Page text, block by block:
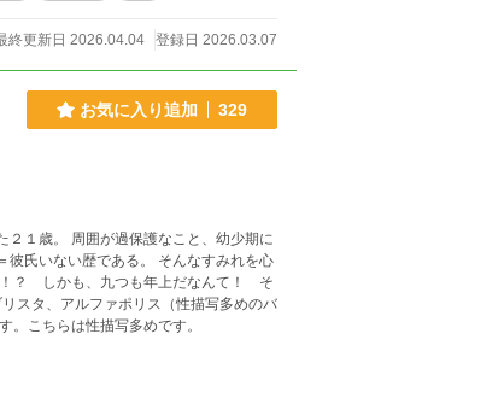
終更新日 2026.04.04 登録日 2026.03.07
お気に入り追加 329
１歳。 周囲が過保護なこと、幼少期に
彼氏いない歴である。 そんなすみれを心
！？ しかも、九つも年上だなんて！ そ
タ、アルファポリス（性描写多めのバ
こちらは性描写多めです。